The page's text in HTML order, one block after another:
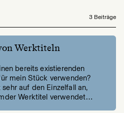
3 Beiträge
Werktiteln
bereits existierenden
mein Stück verwenden?
auf den Einzelfall an,
Werktitel verwendet…